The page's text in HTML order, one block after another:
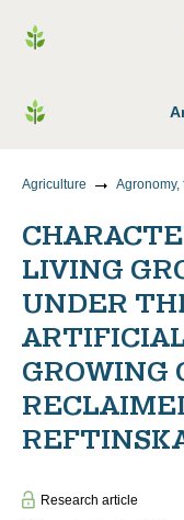
Agriculture
LIVING
UNDER
GROWING
Research article